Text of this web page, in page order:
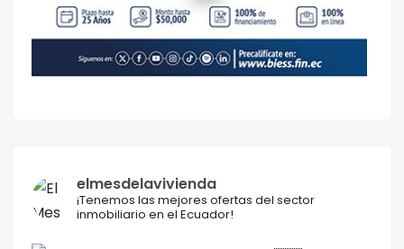
elmesdelavivienda
¡Tenemos las mejores ofertas del sector
inmobiliario en el Ecuador!